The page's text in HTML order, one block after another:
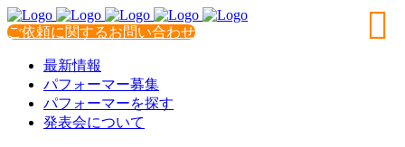
ご依頼に関するお問い合わせ
最新情報
パフォーマー募集
パフォーマーを探す
発表会について